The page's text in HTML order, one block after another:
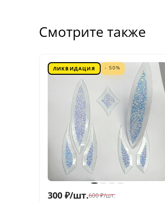
Смотрите также
ЛИКВИДАЦИЯ - 50%
300 ₽/шт.600 ₽/шт.